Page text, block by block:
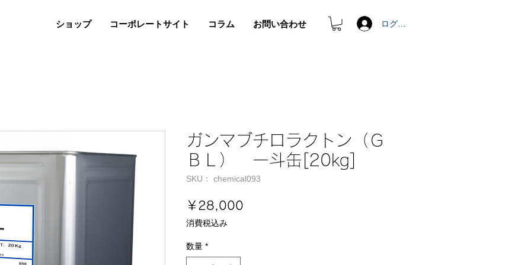
ショップ コーポレートサイト コラム お問い合わせ ログイン
ガンマブチロラクトン（Ｇ
ＢＬ） 一斗缶[20kg]
SKU： chemical093
￥28,000
消費税込み
数量 *